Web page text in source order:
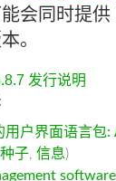
会同时提
。
发行说明
用户界面语言包:
子, 信息)
software